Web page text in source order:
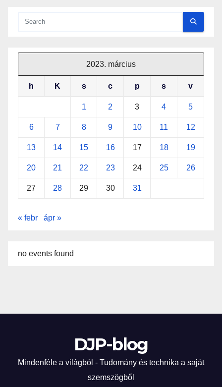
2023. március
h K s c p s v
1 2 3 4 5
6 7 8 9 10 11 12
13 14 15 16 17 18 19
20 21 22 23 24 25 26
27 28 29 30 31
« febr ápr »
no events found
DJP-blog
Mindenféle a világból - Tudomány és technika a saját
szemszögből